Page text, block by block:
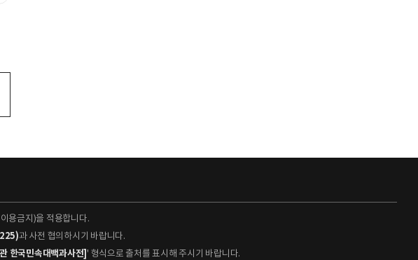
용금지)을 적용합니다.
과 사전 협의하시기 바랍니다.
한국민속대백과사전] ' 형식으로 출처를 표시해 주시기 바랍니다.